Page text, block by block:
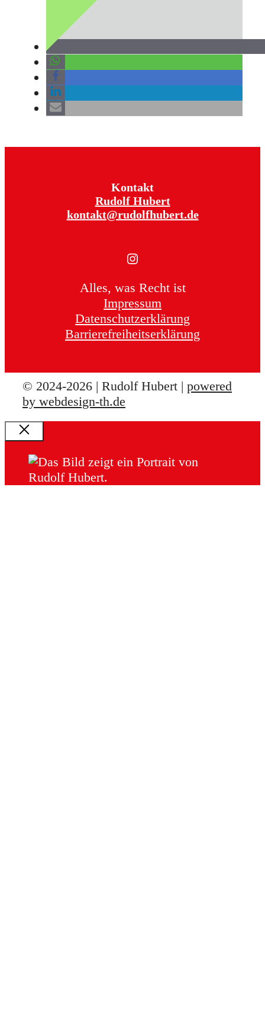
Kontakt
Rudolf Hubert
kontakt@rudolfhubert.de
Instagram
Alles, was Recht ist
Impressum
Datenschutzerklärung
Barrierefreiheitserklärung
© 2024-2026 | Rudolf Hubert | powered
by webdesign-th.de
Schließen